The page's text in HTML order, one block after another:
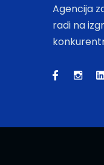
Agencija
radi na